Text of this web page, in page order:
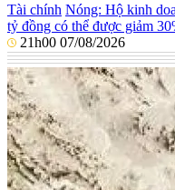
Tài chính Nóng: Hộ kinh
tỷ đồng có thể được giảm
21h00 07/08/2026